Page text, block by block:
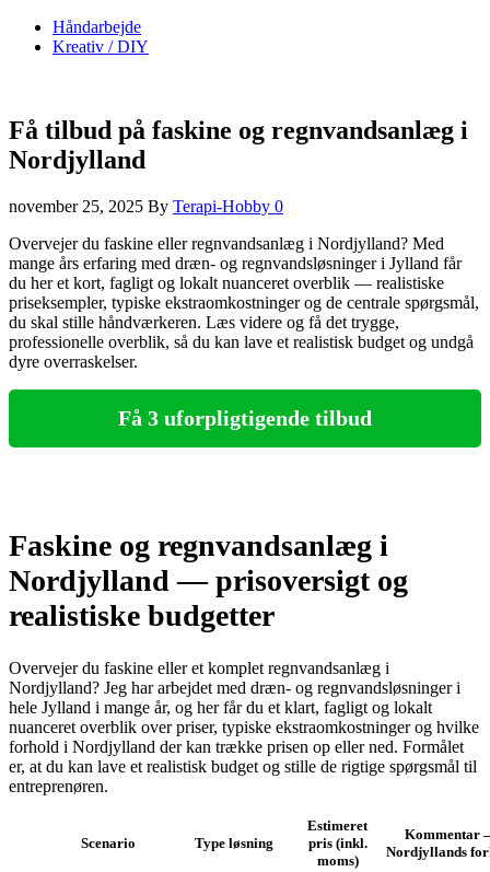
Håndarbejde
Kreativ / DIY
Få tilbud på faskine og regnvandsanlæg i
Nordjylland
november 25, 2025 By Terapi-Hobby 0
Overvejer du faskine eller regnvandsanlæg i Nordjylland? Med
mange års erfaring med dræn‑ og regnvandsløsninger i Jylland får
du her et kort, fagligt og lokalt nuanceret overblik — realistiske
priseksempler, typiske ekstraomkostninger og de centrale spørgsmål,
du skal stille håndværkeren. Læs videre og få det trygge,
professionelle overblik, så du kan lave et realistisk budget og undgå
dyre overraskelser.
Få 3 uforpligtigende tilbud
Faskine og regnvandsanlæg i
Nordjylland — prisoversigt og
realistiske budgetter
Overvejer du faskine eller et komplet regnvandsanlæg i
Nordjylland? Jeg har arbejdet med dræn- og regnvandsløsninger i
hele Jylland i mange år, og her får du et klart, fagligt og lokalt
nuanceret overblik over priser, typiske ekstraomkostninger og hvilke
forhold i Nordjylland der kan trække prisen op eller ned. Formålet
er, at du kan lave et realistisk budget og stille de rigtige spørgsmål til
entreprenøren.
Scenario Type løsning
Estimeret
pris (inkl.
moms)
Kommentar
Nordjyllands